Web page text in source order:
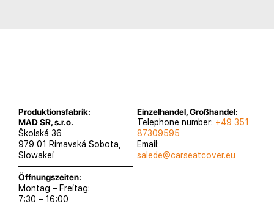
Produktionsfabrik:
MAD SR, s.r.o.
Školská 36
979 01 Rimavská Sobota,
Slowakei
—————————————-
Öffnungszeiten:
Montag – Freitag:
7:30 – 16:00
Einzelhandel, Großhandel:
Telephone number: +49 351
87309595
Email:
salede@carseatcover.eu